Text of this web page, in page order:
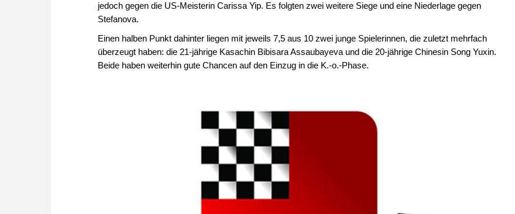
jedoch gegen die US-Meisterin Carissa Yip. Es folgten zwei weitere Siege und eine Niederlage gegen
Stefanova.
Einen halben Punkt dahinter liegen mit jeweils 7,5 aus 10 zwei junge Spielerinnen, die zuletzt mehrfach
überzeugt haben: die 21-jährige Kasachin Bibisara Assaubayeva und die 20-jährige Chinesin Song Yuxin.
Beide haben weiterhin gute Chancen auf den Einzug in die K.-o.-Phase.